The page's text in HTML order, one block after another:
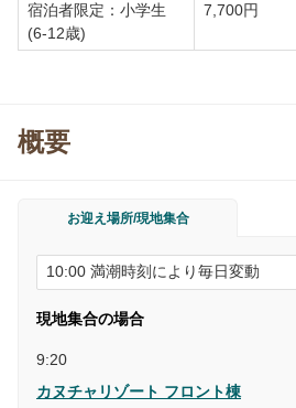
宿泊者限定：小学生
(6-12歳)
7,700円
概要
お迎え場所/現地集合
現地集合の場合
9:20
カヌチャリゾート フロント棟